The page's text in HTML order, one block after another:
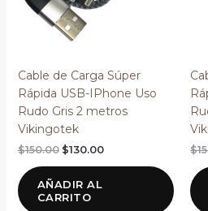
Cable de Carga Súper
Rápida USB-IPhone Uso
Rudo Gris 2 metros
Vikingotek
$150.00 $130.00
AÑADIR AL
CARRITO
$